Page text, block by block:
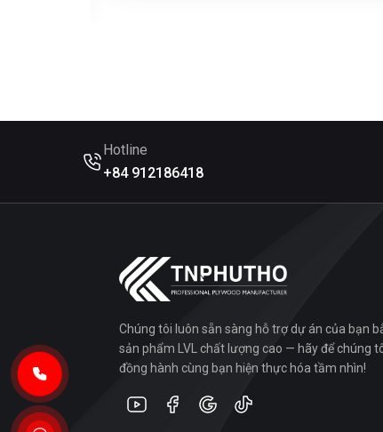
Hotline
+84 912186418
Chúng tôi luôn sẵn sàng hỗ trợ dự án của bạn
sản phẩm LVL chất lượng cao — hãy để chúng
đồng hành cùng bạn hiện thực hóa tầm nhìn!